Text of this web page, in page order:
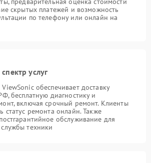
скрытых платежей и возможность
по телефону или онлайн на
услуг
обеспечивает доставку
бесплатную диагностику и
включая срочный ремонт. Клиенты
статус ремонта онлайн. Также
обслуживание для
техники